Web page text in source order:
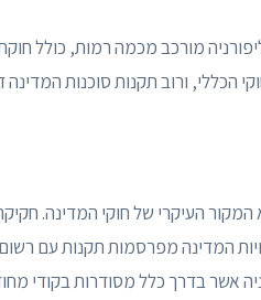
מורכב מכמה רמות, כולל
הכללי, ורוב תקנות סוכנות
המדינה מפרסמות תקנות עם
אשר בדרך כלל מסודרות בקודי